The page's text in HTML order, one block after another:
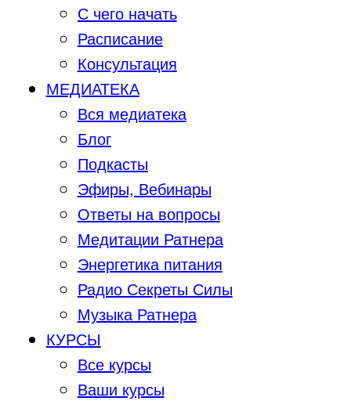
С чего начать
Расписание
Консультация
МЕДИАТЕКА
Вся медиатека
Блог
Подкасты
Эфиры, Вебинары
Ответы на вопросы
Медитации Ратнера
Энергетика питания
Радио Секреты Силы
Музыка Ратнера
КУРСЫ
Все курсы
Ваши курсы